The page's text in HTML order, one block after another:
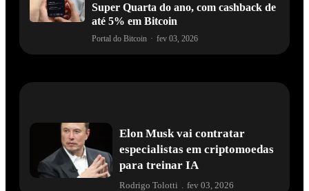
Super Quarta do ano, com cashback de
até 5% em Bitcoin
Portal do Bitcoin · fev 03, 2026
Elon Musk vai contratar
especialistas em criptomoedas
para treinar IA
Rodrigo Tolotti fev 03, 2026